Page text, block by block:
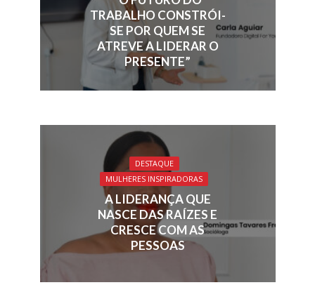
TRABALHO CONSTRÓI-
SE POR QUEM SE
ATREVE A LIDERAR O
PRESENTE”
DESTAQUE
MULHERES INSPIRADORAS
A LIDERANÇA QUE
NASCE DAS RAÍZES E
CRESCE COM AS
PESSOAS